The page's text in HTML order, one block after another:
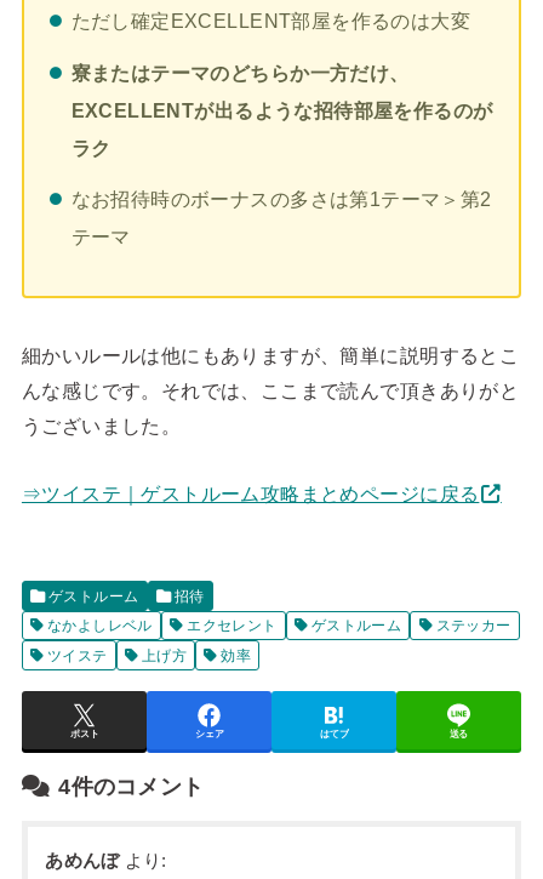
ただし確定EXCELLENT部屋を作るのは大変
寮またはテーマのどちらか一方だけ、
EXCELLENTが出るような招待部屋を作るのが
ラク
なお招待時のボーナスの多さは第1テーマ＞第2
テーマ
細かいルールは他にもありますが、簡単に説明するとこ
んな感じです。それでは、ここまで読んで頂きありがと
うございました。
⇒ツイステ｜ゲストルーム攻略まとめページに戻る
ゲストルーム
招待
なかよしレベル
エクセレント ゲストルーム
ステッカー
ツイステ
上げ方 効率
ポスト シェア はてブ 送る
4件のコメント
あめんぼ より: